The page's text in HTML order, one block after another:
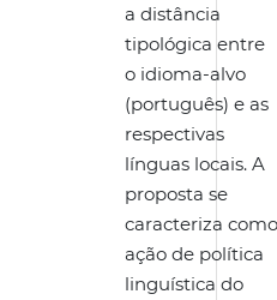
a distância
tipológica entre
o idioma-alvo
(português) e as
respectivas
línguas locais. A
proposta se
caracteriza como
ação de política
linguística do